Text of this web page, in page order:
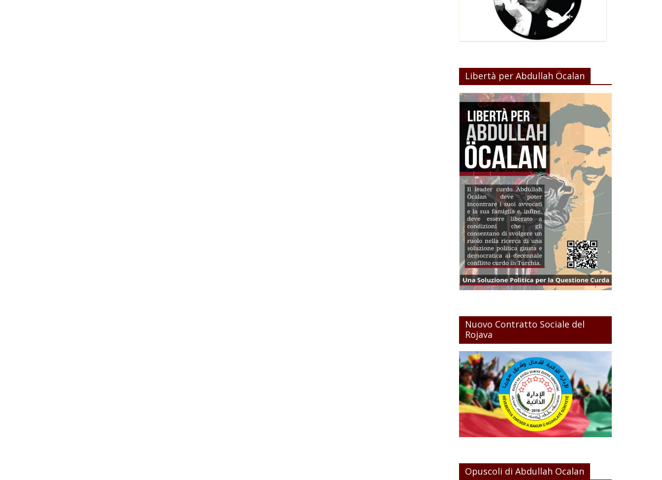
Libertà per Abdullah Öcalan
Nuovo Contratto Sociale del
Rojava
Opuscoli di Abdullah Ocalan